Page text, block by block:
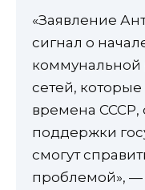
«Заявление
сигнал о
сетей,
времена СССР,
поддержки
смогут
проблемой»,